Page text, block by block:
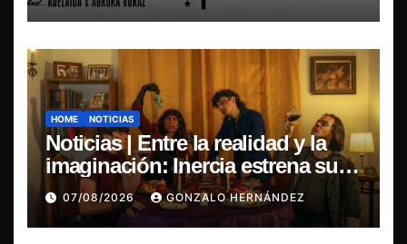
HOME NOTICIAS
Noticias | Entre la realidad y la
imaginación: Inercia estrena su
primer single “Marilina”
07/08/2026 GONZALO HERNÁNDEZ